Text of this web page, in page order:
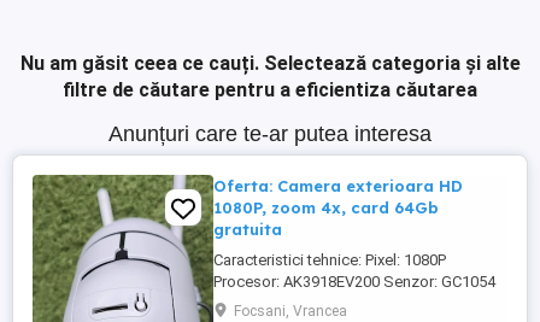
Nu am găsit ceea ce cauți. Selectează categoria și alte
filtre de căutare pentru a eficientiza căutarea
Anunțuri care te-ar putea interesa
Oferta: Camera exterioara HD
1080P, zoom 4x, card 64Gb
gratuita
Caracteristici tehnice: Pixel: 1080P
Procesor: AK3918EV200 Senzor: GC1054
Numar de lentile: 3,6 mm Sistem de
Focsani, Vrancea